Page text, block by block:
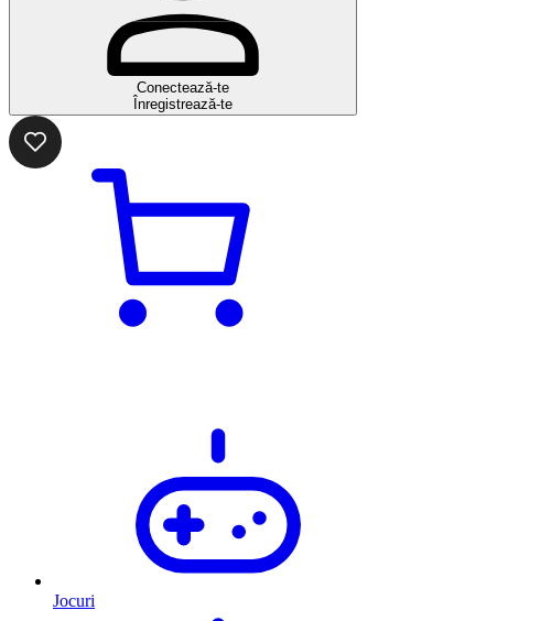
Conectează-te
Înregistrează-te
Jocuri